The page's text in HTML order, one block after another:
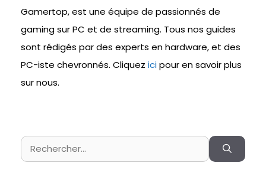
Gamertop, est une équipe de passionnés de
gaming sur PC et de streaming. Tous nos guides
sont rédigés par des experts en hardware, et des
PC-iste chevronnés. Cliquez icipour en savoir plus
sur nous.
Rechercher :